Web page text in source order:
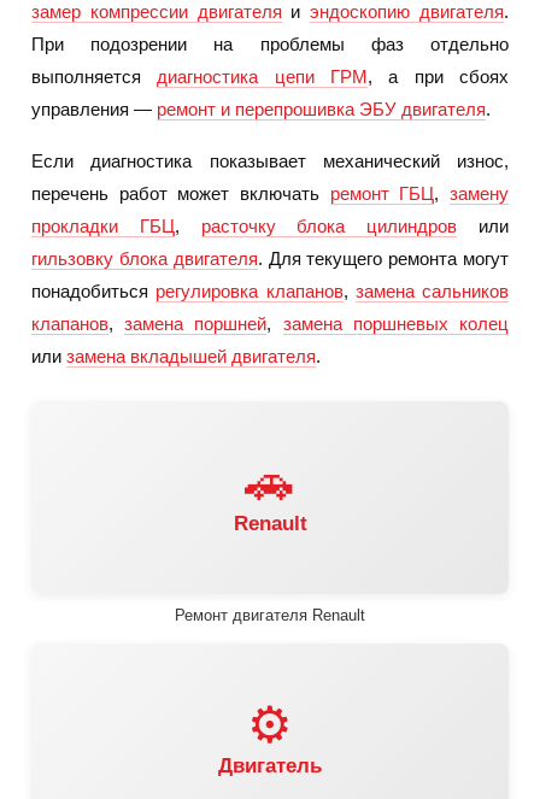
замер компрессии двигателя иэндоскопию двигателя.
При подозрении на проблемы фаз отдельно
выполняется диагностика цепи ГРМ, а при сбоях
управления — ремонт и перепрошивка ЭБУ двигателя.
Если диагностика показывает механический износ,
перечень работ может включать ремонт ГБЦ,замену
прокладки ГБЦ, расточку блока цилиндров или
гильзовку блока двигателя. Для текущего ремонта могут
понадобиться регулировка клапанов, замена сальников
клапанов,замена поршней, замена поршневых колец
или замена вкладышей двигателя.
🚗
Renault
Ремонт двигателя Renault
⚙️
Двигатель